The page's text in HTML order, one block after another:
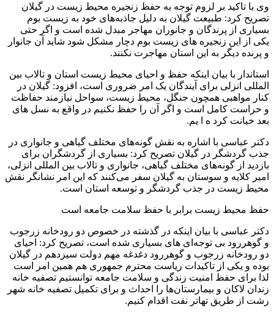
وی با تاکید بر لزوم توجه به حفظ زنجیره محیط زیست در گیلان
تصریح کرد: طبیعت گیلان به دلیل جاذبه‌های خود به زیست بوم
بسیاری از پرندگان و جانوران مهاجر مبدل شده است و اگر حتی
یکی از این زنجیره های زیست بوم دچار مشکل شود شاید آن جانوار
و پرنده دیگر به این استان مهاجرت نکنند.
استاندار با بیان اینکه حفظ و احیای محیط زیست استان و تالاب بین
المللی انزلی برای آیندگان یک امر ضروری است، افزود: گیلان در
کنار مواهبی همچون جنگل، محیط زیست، سواحل نیازمند حفاظت
و حراست کامل است و اگر آن را حفظ نکنیم در واقع به نسل های
بعد خیانت کرد ه ا یم.
دکتر عباسی با اشاره به نقش گونه‌های مختلف گیاهی و جانواری در
جذب گردشگر در گیلان تصریح کرد: بسیاری از گردشگران برای
بازدید از گونه‌های مختلف گیاهی، جانواری و تالاب بین المللی انزلی،
امیر کلایه و سوستان به گیلان سفر می‌کنند که این امر نشانگر نقش
محیط زیست در جذب گردشگر و توسعه استان است.
حفظ محیط زیست برابر با حفظ سلامت جامعه است
دکتر عباسی با بیان اینکه در گذشته در خصوص دو رودخانه زرجوب
و گوهررود بی توجه‌ای های بسیاری شده است، تصریح کرد: احیای
دو رودخانه زرجوب و گوهررود دغدغه مهم دولت سیزدهم در گیلان
بوده و یکی از تاکیدات ریاست محترم جمهوری هم همین امر است
لذا برای حفظ امنیت زندگی و سلامت جامعه توانستیم تصفیه خانه
زندان لاکان و بیمارستان‌ها را احداث و برای تکمیل تصفیه خانه شهر
رشت از طریق تهاتر نفت اقدام کنیم.